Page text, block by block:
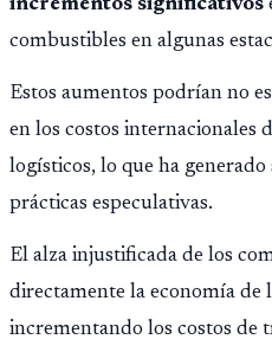
incrementos significativos
combustibles en algunas
Estos aumentos podrían no
en los costos internacionales
logísticos, lo que ha generado
prácticas especulativas.
El alza injustificada de los
directamente la economía de
incrementando los costos de